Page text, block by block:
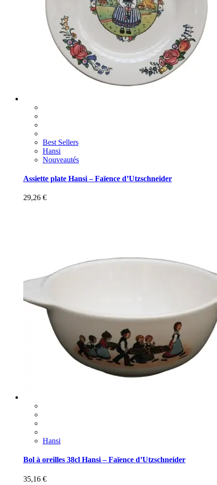
Best Sellers
Hansi
Nouveautés
Assiette plate Hansi – Faïence d’Utzschneider
29,26 €
Hansi
Bol à oreilles 38cl Hansi – Faïence d’Utzschneider
35,16 €